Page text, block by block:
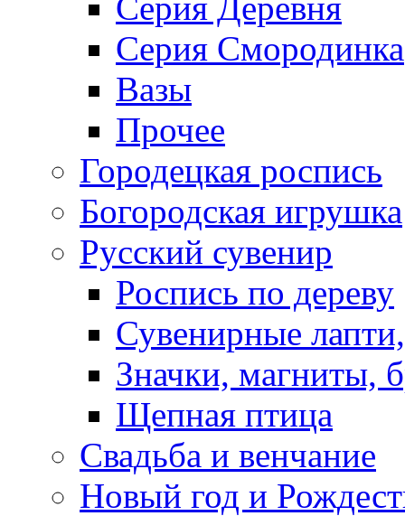
Серия Смородинка
Вазы
Прочее
Городецкая роспись
Богородская игрушка
Русский сувенир
Роспись по дереву
Сувенирные
Значки, магниты,
Щепная птица
Свадьба и венчание
Новый год и